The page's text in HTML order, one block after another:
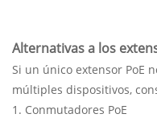
Alternativas a los
Si un único extensor PoE
múltiples dispositivos,
1. Conmutadores PoE